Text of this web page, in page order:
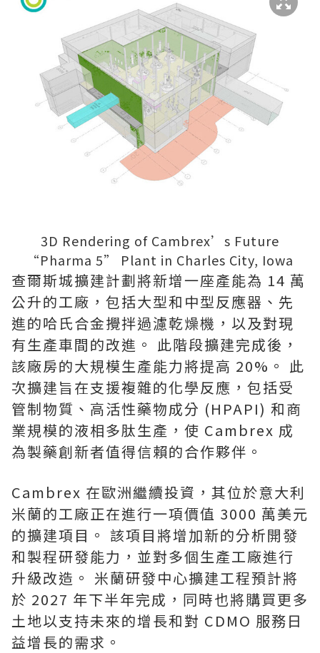
3D Rendering of Cambrex’s Future
“Pharma 5” Plant in Charles City, Iowa
查爾斯城擴建計劃將新增一座產能為 14 萬
公升的工廠，包括大型和中型反應器、先
進的哈氏合金攪拌過濾乾燥機，以及對現
有生產車間的改進。 此階段擴建完成後，
該廠房的大規模生產能力將提高 20%。 此
次擴建旨在支援複雜的化學反應，包括受
管制物質、高活性藥物成分 (HPAPI) 和商
業規模的液相多肽生產，使 Cambrex 成
為製藥創新者值得信賴的合作夥伴。
Cambrex 在歐洲繼續投資，其位於意大利
米蘭的工廠正在進行一項價值 3000 萬美元
的擴建項目。 該項目將增加新的分析開發
和製程研發能力，並對多個生產工廠進行
升級改造。 米蘭研發中心擴建工程預計將
於 2027 年下半年完成，同時也將購買更多
土地以支持未來的增長和對 CDMO 服務日
益增長的需求。